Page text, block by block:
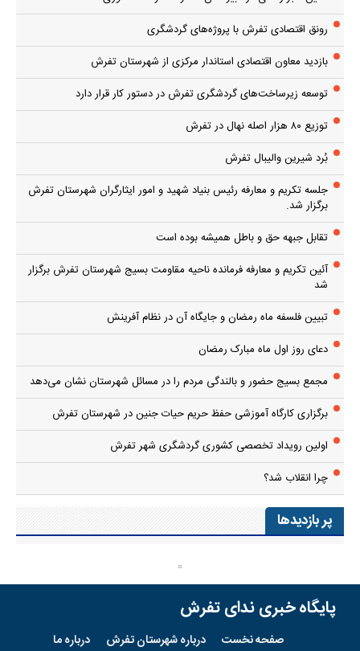
رونق اقتصادی تفرش با پروژه‌های گردشگری
بازدید معاون اقتصادی استاندار مرکزی از شهرستان تفرش
توسعه زیرساخت‌های گردشگری تفرش در دستور کار قرار دارد
توزیع ۸۰ هزار اصله نهال در تفرش
بُرد شیرین والیبال تفرش
جلسه تکریم و معارفه رئیس بنیاد شهید و امور ایثارگران شهرستان تفرش
برگزار شد.
تقابل جبهه حق و باطل همیشه بوده است
آئین تکریم و معارفه فرمانده ناحیه مقاومت بسیج شهرستان تفرش برگزار
شد
تبیین فلسفه ماه رمضان و جایگاه آن در نظام آفرینش
دعای روز اول ماه مبارک رمضان
مجمع بسیج حضور و بالندگی مردم را در مسائل شهرستان نشان می‌دهد
برگزاری کارگاه آموزشی حفظ حریم حیات جنین در شهرستان تفرش
اولین رویداد تخصصی کشوری گردشگری شهر تفرش
چرا انقلاب شد؟
پر بازدیدها
پایگاه خبری ندای تفرش
صفحه نخست درباره شهرستان تفرش درباره ما